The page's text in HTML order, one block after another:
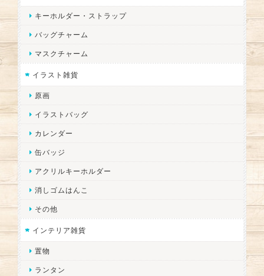
キーホルダー・ストラップ
バッグチャーム
マスクチャーム
イラスト雑貨
原画
イラストバッグ
カレンダー
缶バッジ
アクリルキーホルダー
消しゴムはんこ
その他
インテリア雑貨
置物
ランタン